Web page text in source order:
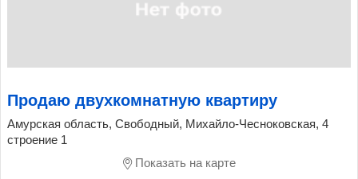
Продаю двухкомнатную квартиру
Амурская область, Свободный, Михайло-Чесноковская, 4
строение 1
Показать на карте